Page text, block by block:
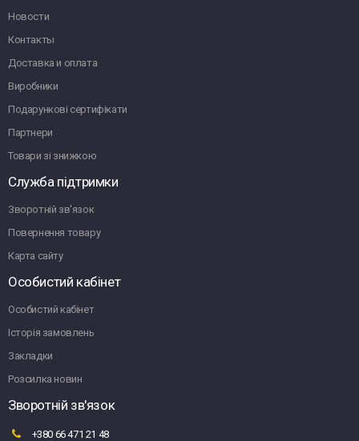
Новости
Контакты
Доставка и оплата
Виробники
Подарункові сертифікати
Партнери
Товари зі знижкою
Служба підтримки
Зворотній зв'язок
Повернення товару
Карта сайту
Особистий кабінет
Особистий кабінет
Історія замовлень
Закладки
Розсилка новин
Зворотній зв'язок
+380 66 471 21 48